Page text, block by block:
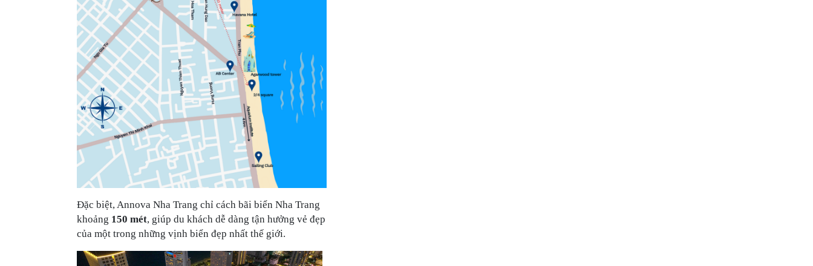
Đặc biệt, Annova Nha Trang chỉ cách bãi biển Nha Trang
khoảng 150 mét, giúp du khách dễ dàng tận hưởng vẻ đẹp
của một trong những vịnh biển đẹp nhất thế giới.